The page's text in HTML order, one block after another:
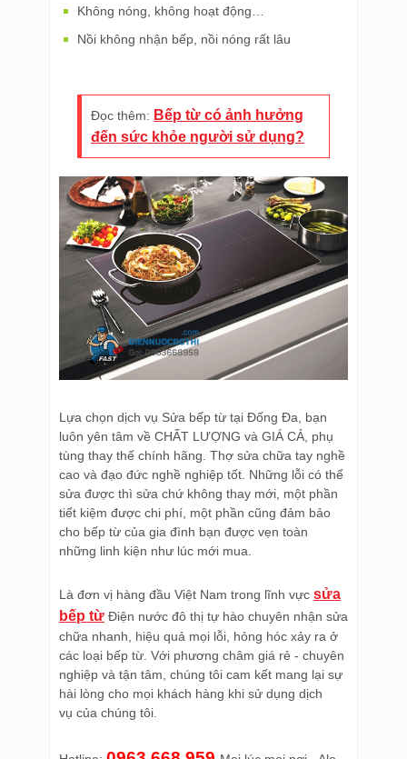
Không nóng, không hoạt động…
Nồi không nhận bếp, nồi nóng rất lâu
Đọc thêm: Bếp từ có ảnh hưởng
đến sức khỏe người sử dụng?
Lựa chọn dịch vụ Sửa bếp từ tại Đống Đa, bạn
luôn yên tâm về CHẤT LƯỢNG và GIÁ CẢ, phụ
tùng thay thế chính hãng. Thợ sửa chữa tay nghề
cao và đạo đức nghề nghiệp tốt. Những lỗi có thể
sửa được thì sửa chứ không thay mới, một phần
tiết kiệm được chi phí, một phần cũng đảm bảo
cho bếp từ của gia đình bạn được vẹn toàn
những linh kiện như lúc mới mua.
Là đơn vị hàng đầu Việt Nam trong lĩnh vực sửa
bếp từ Điện nước đô thị tự hào chuyên nhận sửa
chữa nhanh, hiệu quả mọi lỗi, hỏng hóc xảy ra ở
các loại bếp từ. Với phương châm giá rẻ - chuyên
nghiệp và tận tâm, chúng tôi cam kết mang lại sự
hài lòng cho mọi khách hàng khi sử dụng dịch
vụ của chúng tôi.